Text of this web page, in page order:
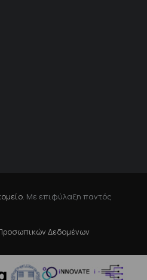
. Με επιφύλαξη παντός
Δεδομένων